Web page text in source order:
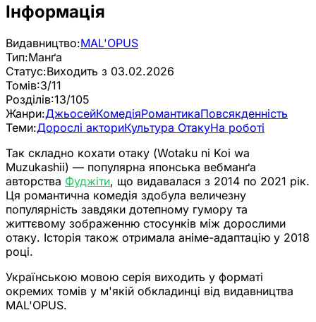
Інформація
Видавництво:MAL'OPUS
Тип:Манґа
Статус:Виходить з 03.02.2026
Томів:3/11
Розділів:13/105
Жанри:ДжьосейКомедіяРомантикаПовсякденність
Теми:Дорослі акториКультура ОтакуНа роботі
Так складно кохати отаку (Wotaku ni Koi wa
Muzukashii) — популярна японська вебманґа
авторства Фуджіти, що видавалася з 2014 по 2021 рік.
Ця романтична комедія здобула величезну
популярність завдяки дотепному гумору та
життєвому зображенню стосунків між дорослими
отаку. Історія також отримала аніме-адаптацію у 2018
році.
Українською мовою серія виходить у форматі
окремих томів у м'якій обкладинці від видавництва
MAL'OPUS.